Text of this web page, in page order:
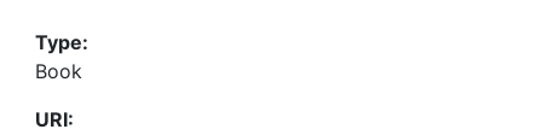
Type:
Book
URI: